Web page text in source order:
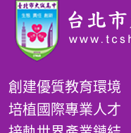
創建優質教育環境
培植國際專業人才